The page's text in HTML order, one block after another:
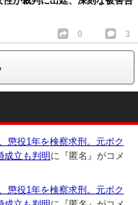
0 3
懲役1年を検察求刑。元ボク
成立も判明 に『匿名』がコメ
懲役1年を検察求刑。元ボク